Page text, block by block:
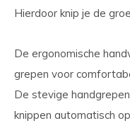
Hierdoor knip je de
De ergonomische
grepen voor
De stevige
knippen automatisch